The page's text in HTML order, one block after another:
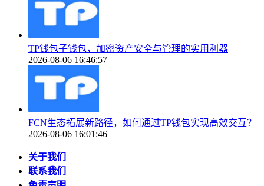
TP钱包子钱包，加密资产安全与管理的实用利器
2026-08-06 16:46:57
FCN生态拓展新路径，如何通过TP钱包实现高效交互？
2026-08-06 16:01:46
关于我们
联系我们